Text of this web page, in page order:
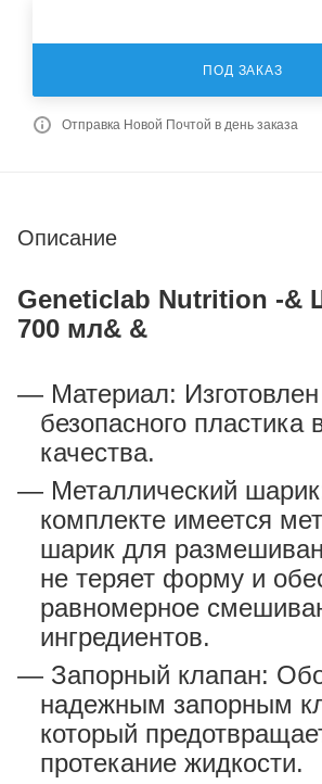
ПОД ЗАКАЗ
Отправка Новой Почтой в день заказа
Описание
Geneticlab Nutrition -&
700 мл& &
Материал:
безопасного пластика
качества.
Металлический
комплекте имеется
шарик для
не теряет форму и
равномерное
ингредиентов.
Запорный клапан:
надежным запорным
который
протекание жидкости.